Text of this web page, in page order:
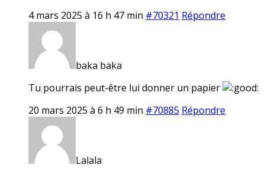
4 mars 2025 à 16 h 47 min #70321 Répondre
baka baka
Tu pourrais peut-être lui donner un papier
20 mars 2025 à 6 h 49 min #70885 Répondre
Lalala